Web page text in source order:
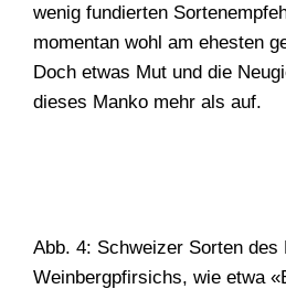
wenig fundierten
momentan wohl am ehesten
Doch etwas Mut und die
dieses Manko mehr als auf.
Abb. 4: Schweizer Sorten des
Weinbergpfirsichs, wie etwa
WONACH
SIE?